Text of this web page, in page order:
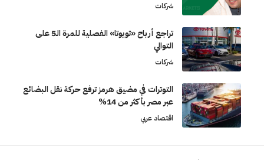
شركات
تراجع أرباح «تويوتا» الفصلية للمرة الـ5 على
التوالي
شركات
التوترات في مضيق هرمز ترفع حركة نقل البضائع
عبر مصر بأكثر من 14%
اقتصاد عربي